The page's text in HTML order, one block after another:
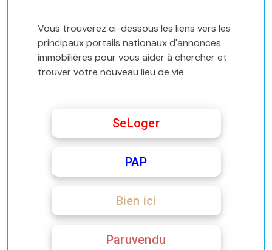
Vous trouverez ci-dessous les liens vers les
principaux portails nationaux d'annonces
immobilières pour vous aider à chercher et
trouver votre nouveau lieu de vie.
SeLoger
PAP
Bien ici
Paruvendu